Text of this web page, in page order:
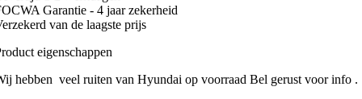
Garantie - 4 jaar zekerheid
van de laagste prijs
eigenschappen
hebben veel ruiten van Hyundai op voorraad Bel gerust voor info .